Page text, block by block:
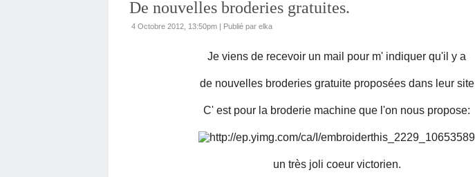
De nouvelles broderies gratuites.
4 Octobre 2012, 13:50pm | Publié par elka
Je viens de recevoir un mail pour m' indiquer qu'il y a
de nouvelles broderies gratuite proposées dans leur site
C' est pour la broderie machine que l'on nous propose:
un très joli coeur victorien.